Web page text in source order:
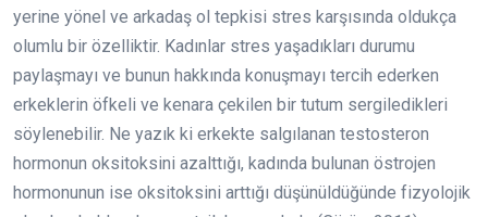
yerine yönel ve arkadaş ol tepkisi stres karşısında oldukça
olumlu bir özelliktir. Kadınlar stres yaşadıkları durumu
paylaşmayı ve bunun hakkında konuşmayı tercih ederken
erkeklerin öfkeli ve kenara çekilen bir tutum sergiledikleri
söylenebilir. Ne yazık ki erkekte salgılanan testosteron
hormonun oksitoksini azalttığı, kadında bulunan östrojen
hormonunun ise oksitoksini arttığı düşünüldüğünde fizyolojik